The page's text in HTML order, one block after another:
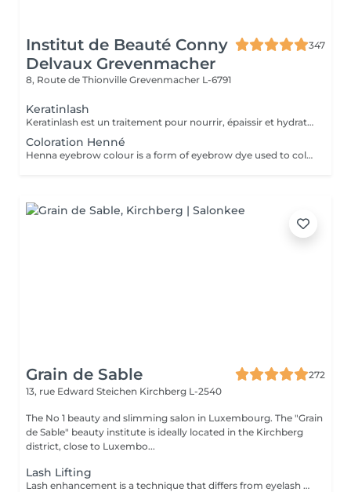
Institut de Beauté Conny
Delvaux Grevenmacher
347
8, Route de Thionville Grevenmacher L-6791
Keratinlash
Keratinlash est un traitement pour nourrir, épaissir et hydrater les cils naturels. Unique à la kératine, les cils deviennent plus longs, plus forts et plus épais. Avec le réhaussement et/ou la teinture, votre regard sera beaucoup plus ouvert et intense.
Coloration Henné
Henna eyebrow colour is a form of eyebrow dye used to colour the skin under the hairs. The aim is to create the illusion of a thicker eyebrow, which visually fills in every space, an effect similar to permanent make-up.
Grain de Sable
272
13, rue Edward Steichen Kirchberg L-2540
The No 1 beauty and slimming salon in Luxembourg. The "Grain
de Sable" beauty institute is ideally located in the Kirchberg
district, close to Luxembo...
Lash Lifting
Lash enhancement is a technique that differs from eyelash perming in that a silicone form is applied to the eyelid instead of the traditional rollers: your lashes are lifted from the root upwards for a doe-eyed result, visible for 6 to 12 weeks depending on the texture of your lashes.